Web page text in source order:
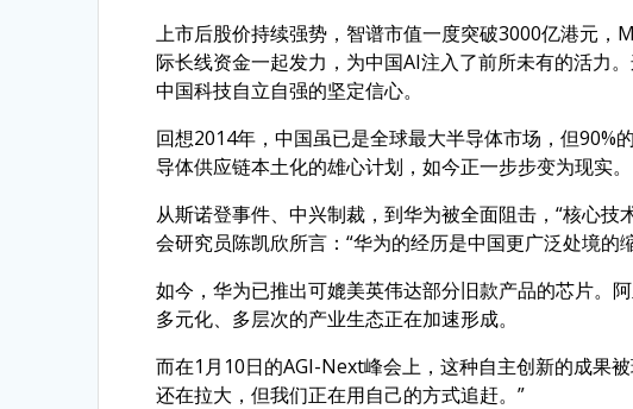
上市后股价持续强势，智谱市值一度突破3000亿港元
际长线资金一起发力，为中国AI注入了前所未有的活力
中国科技自立自强的坚定信心。
回想2014年，中国虽已是全球最大半导体市场，但
导体供应链本土化的雄心计划，如今正一步步变为现实。
从斯诺登事件、中兴制裁，到华为被全面阻击，“核心
会研究员陈凯欣所言：“华为的经历是中国更广泛处境
如今，华为已推出可媲美英伟达部分旧款产品的芯片。
多元化、多层次的产业生态正在加速形成。
而在1月10日的AGI-Next峰会上，这种自主创新的成果
还在拉大，但我们正在用自己的方式追赶。”